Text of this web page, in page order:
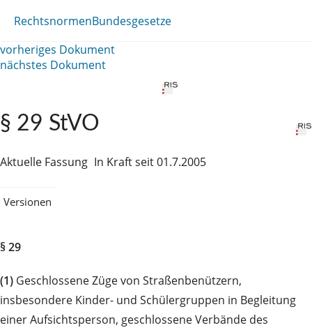
RechtsnormenBundesgesetze
vorheriges Dokument
nächstes Dokument
§ 29 StVO
Aktuelle Fassung In Kraft seit 01.7.2005
Versionen
§ 29
(1) Geschlossene Züge von Straßenbenützern,
insbesondere Kinder- und Schülergruppen in Begleitung
einer Aufsichtsperson, geschlossene Verbände des